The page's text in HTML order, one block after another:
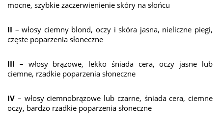
mocne, szybkie zaczerwienienie skóry na słońcu
II – włosy ciemny blond, oczy i skóra jasna, nieliczne piegi,
częste poparzenia słoneczne
III – włosy brązowe, lekko śniada cera, oczy jasne lub
ciemne, rzadkie poparzenia słoneczne
IV – włosy ciemnobrązowe lub czarne, śniada cera, ciemne
oczy, bardzo rzadkie poparzenia słoneczne